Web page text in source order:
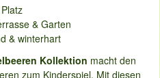
& Garten
& winterhart
Kollektion macht den
zum Kinderspiel. Mit diesen